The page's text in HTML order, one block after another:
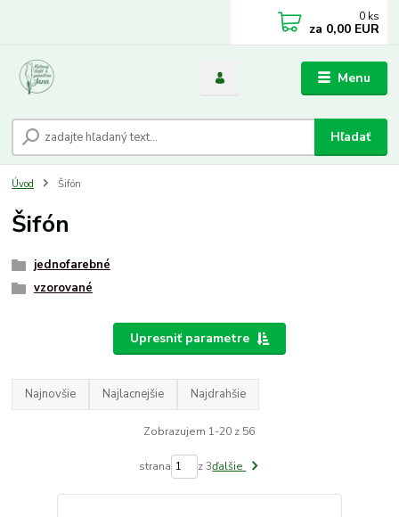
Menu
Hľadať
0 ks
za 0,00 EUR
Úvod Šifón
Šifón
jednofarebné
vzorované
Upresniť parametre
Najnovšie Najlacnejšie Najdrahšie
Zobrazujem 1-20 z 56
strana z 3ďalšie